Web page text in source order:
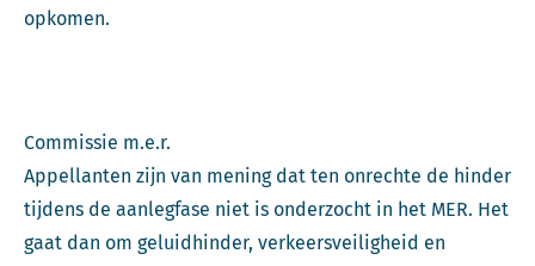
opkomen.
Commissie m.e.r.
Appellanten zijn van mening dat ten onrechte de hinder
tijdens de aanlegfase niet is onderzocht in het MER. Het
gaat dan om geluidhinder, verkeersveiligheid en